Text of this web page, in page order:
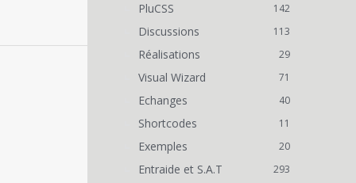
142
PluCSS
113
Discussions
29
Réalisations
71
Visual Wizard
40
Echanges
11
Shortcodes
20
Exemples
293
Entraide et S.A.T